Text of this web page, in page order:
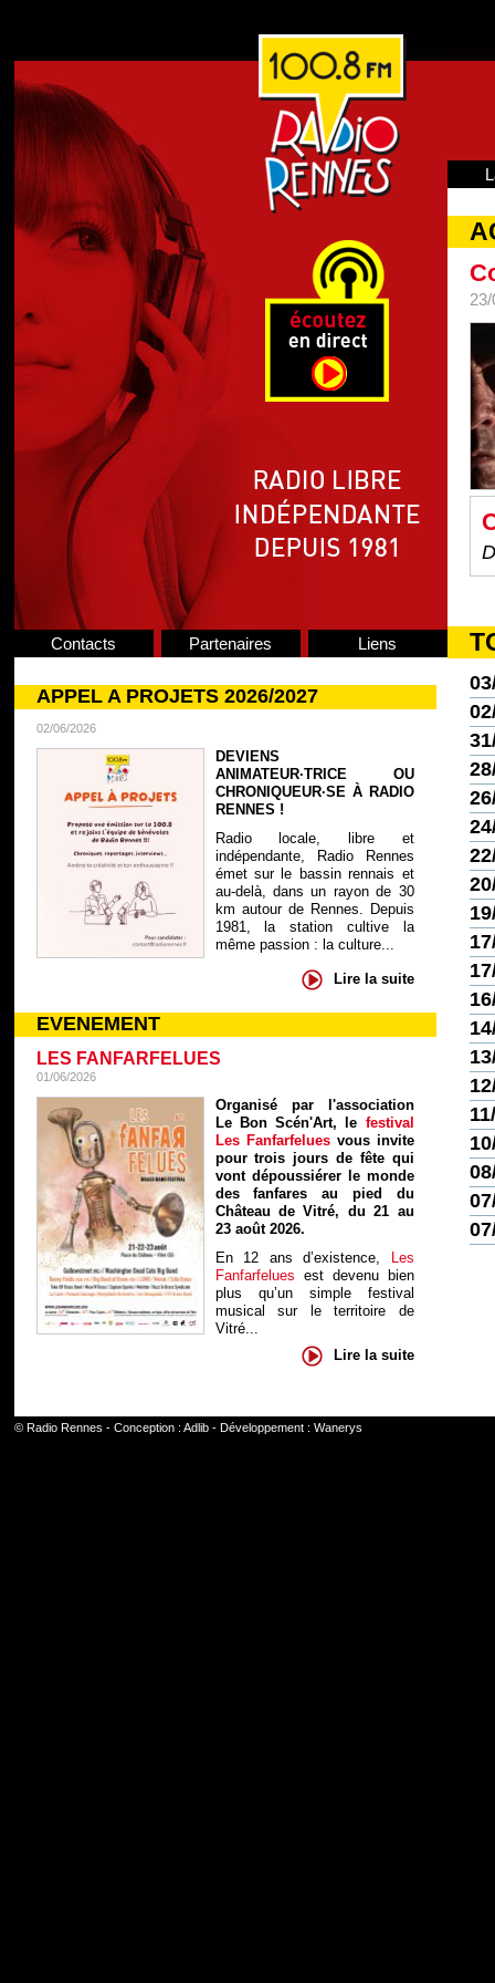
Contacts Partenaires Liens
APPEL A PROJETS 2026/2027
02/06/2026
DEVIENS
ANIMATEUR·TRICE OU
CHRONIQUEUR·SE À RADIO
RENNES !
Radio locale, libre et
indépendante, Radio Rennes
émet sur le bassin rennais et
au-delà, dans un rayon de 30
km autour de Rennes. Depuis
1981, la station cultive la
même passion : la culture...
Lire la suite
EVENEMENT
LES FANFARFELUES
01/06/2026
Organisé par l'association
Le Bon Scén'Art, le festival
Les Fanfarfelues vous invite
pour trois jours de fête qui
vont dépoussiérer le monde
des fanfares au pied du
Château de Vitré, du 21 au
23 août 2026.
En 12 ans d’existence, Les
Fanfarfelues est devenu bien
plus qu’un simple festival
musical sur le territoire de
Vitré...
Lire la suite
© Radio Rennes - Conception : Adlib- Développement : Wanerys